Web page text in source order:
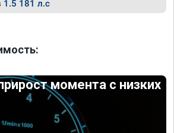
1.5 181 л.с
момента с низких